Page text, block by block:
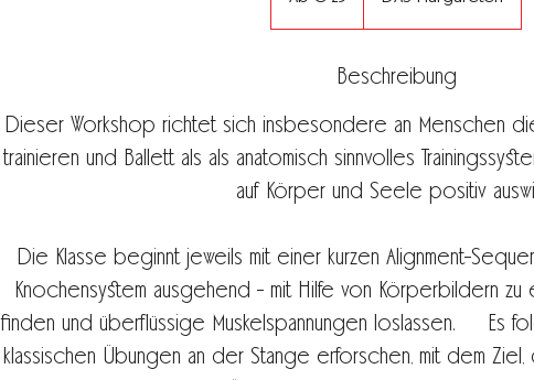
Beschreibung
Dieser Workshop richtet sich insbesondere an Menschen
trainieren und Ballett als als anatomisch sinnvolles
auf Körper und Seele positiv
Die Klasse beginnt jeweils mit einer kurzen Alignment-
Knochensystem ausgehend - mit Hilfe von Körperbildern zu
finden und überflüssige Muskelspannungen loslassen. Es
klassischen Übungen an der Stange erforschen, mit dem Ziel,